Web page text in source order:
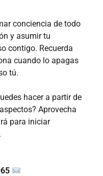
conciencia de todo
y asumir tu
contigo. Recuerda
cuando lo apagas
tú.
hacer a partir de
Aprovecha
para iniciar